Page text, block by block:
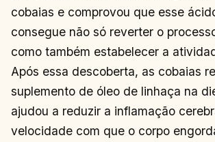
cobaias e comprovou que esse
consegue não só reverter o
como também estabelecer a
Após essa descoberta, as cobaias
suplemento de óleo de linhaça na
ajudou a reduzir a inflamação
velocidade com que o corpo